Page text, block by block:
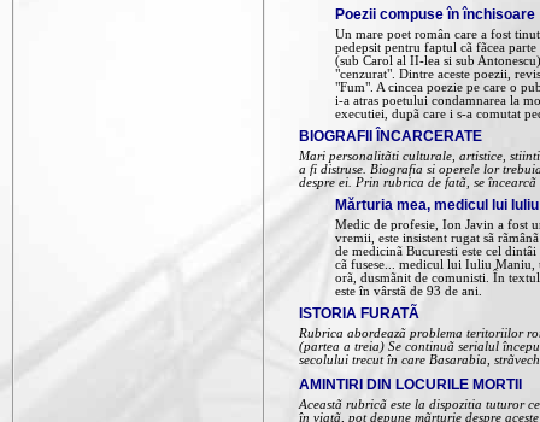
Poezii compuse în închisoare
Un mare poet român care a fost
pedepsit pentru faptul cã fãcea
(sub Carol al II-lea si sub
"cenzurat". Dintre aceste poezii,
"Fum". A cincea poezie pe care o
i-a atras poetului condamnarea la
executiei, dupã care i s-a comutat
BIOGRAFII ÎNCARCERATE
Mari personalitãti culturale, artistice,
a fi distruse. Biografia si operele lor
despre ei. Prin rubrica de fatã, se
Mărturia mea, medicul lui
Medic de profesie, Ion Javin a fost
vremii, este insistent rugat sã
de medicinã Bucuresti este cel
cã fusese... medicul lui Iuliu Maniu,
orã, dusmãnit de comunisti. În
este în vârstã de 93 de ani.
ISTORIA FURATÃ
Rubrica abordeazã problema teritoriilor
(partea a treia) Se continuã serialul
secolului trecut în care Basarabia,
AMINTIRI DIN LOCURILE MORTII
Aceastã rubricã este la dispozitia tuturor
în viatã, pot depune mãrturie despre